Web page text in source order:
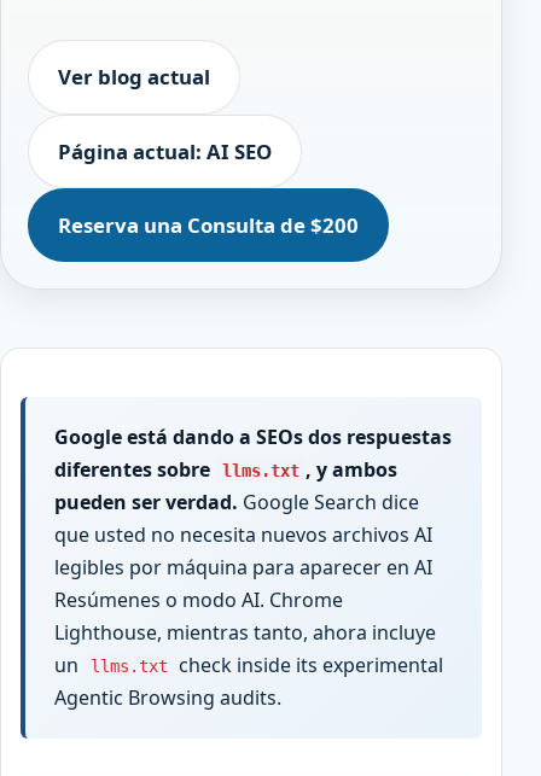
Ver blog actual
Página actual: AI SEO
Reserva una Consulta de $200
Google está dando a SEOs dos respuestas
diferentes sobre
llms.txt , y ambos
pueden ser verdad. Google Search dice
que usted no necesita nuevos archivos AI
legibles por máquina para aparecer en AI
Resúmenes o modo AI. Chrome
Lighthouse, mientras tanto, ahora incluye
un
llms.txt
check inside its experimental
Agentic Browsing audits.